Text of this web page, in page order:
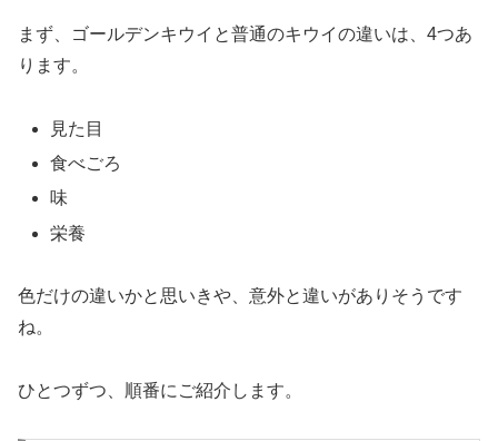
まず、ゴールデンキウイと普通のキウイの違いは、4つあ
ります。
見た目
食べごろ
味
栄養
色だけの違いかと思いきや、意外と違いがありそうです
ね。
ひとつずつ、順番にご紹介します。